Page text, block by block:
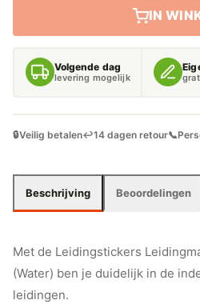
IN
Volgende dag
levering mogelijk
🔒Veilig betalen↩️14 dagen retour📞
Beschrijving Beoordelingen
Met de Leidingstickers
(Water) ben je duidelijk in de
leidingen.